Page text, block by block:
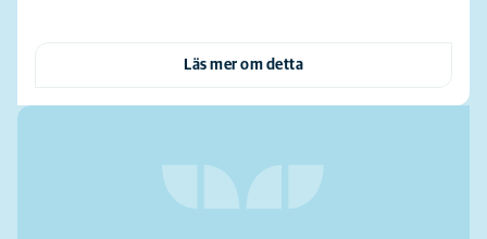
Läs mer om detta